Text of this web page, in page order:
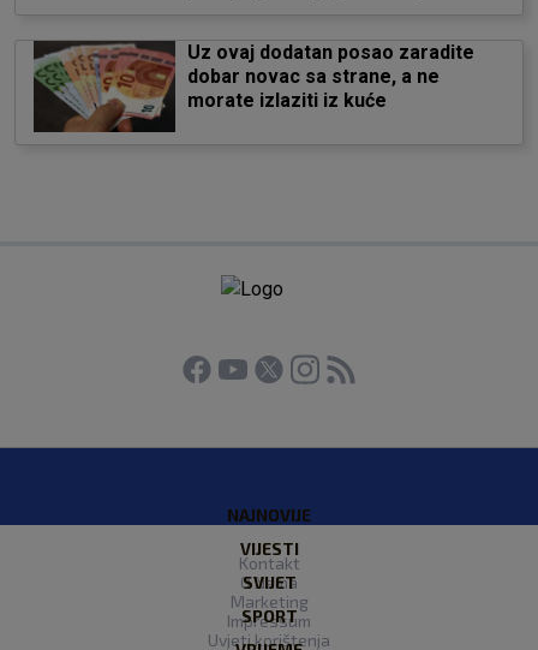
Uz ovaj dodatan posao zaradite
dobar novac sa strane, a ne
morate izlaziti iz kuće
NAJNOVIJE
VIJESTI
SVIJET
SPORT
Kontakt
O Nama
Marketing
Impressum
Uvjeti korištenja